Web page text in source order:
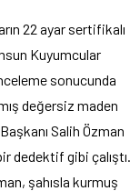
22 ayar sertifikalı
Kuyumcular
sonucunda
değersiz maden
Salih Özman
dedektif gibi çalıştı.
şahısla kurmuş